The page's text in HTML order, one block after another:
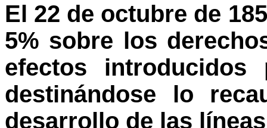
El 22 de octubre de
5% sobre los
efectos
destinándose lo
desarrollo de las